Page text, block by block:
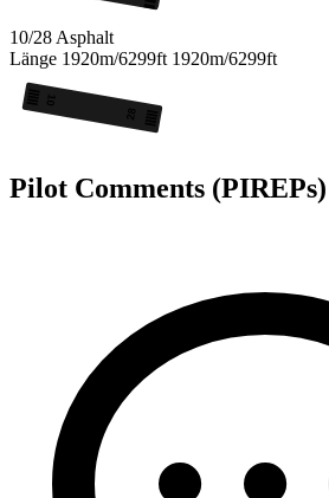
10/28 Asphalt
Länge 1920m/6299ft 1920m/6299ft
28
10
Pilot Comments